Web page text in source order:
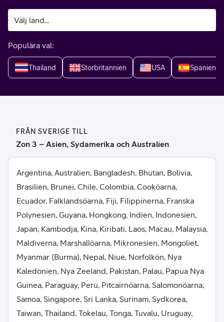
Populära val:
Thailand Storbritannien USA Spanien
FRÅN SVERIGE TILL
Zon 3 – Asien, Sydamerika och Australien
Argentina, Australien, Bangladesh, Bhutan, Bolivia,
Brasilien, Brunei, Chile, Colombia, Cooköarna,
Ecuador, Falklandsöarna, Fiji, Filippinerna, Franska
Polynesien, Guyana, Hongkong, Indien, Indonesien,
Japan, Kambodja, Kina, Kiribati, Laos, Macau, Malaysia,
Maldiverna, Marshallöarna, Mikronesien, Mongoliet,
Myanmar (Burma), Nepal, Niue, Norfolkön, Nya
Kaledonien, Nya Zeeland, Pakistan, Palau, Papua Nya
Guinea, Paraguay, Peru, Pitcairnöarna, Salomonöarna,
Samoa, Singapore, Sri Lanka, Surinam, Sydkorea,
Taiwan, Thailand, Tokelau, Tonga, Tuvalu, Uruguay,